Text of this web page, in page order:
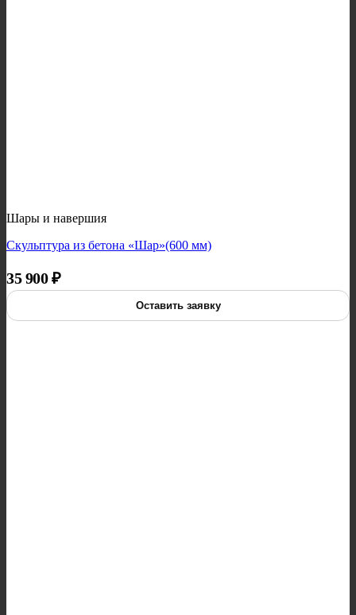
Шары и навершия
Скульптура из бетона «Шар»(600 мм)
35 900₽
Оставить заявку